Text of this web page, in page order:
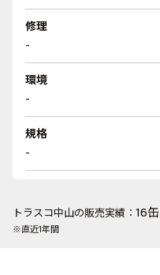
修理
-
環境
-
規格
-
トラスコ中山の販売実績： 16缶
※直近1年間